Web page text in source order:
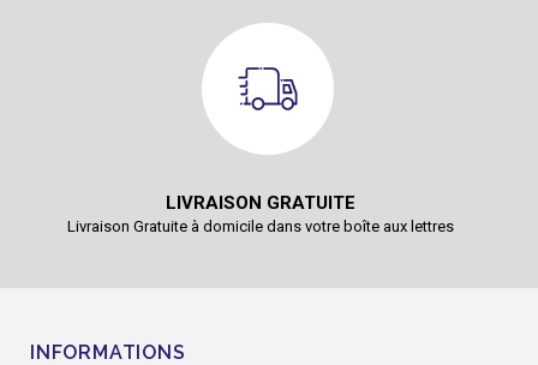
LIVRAISON GRATUITE
Livraison Gratuite à domicile dans votre boîte aux lettres
INFORMATIONS